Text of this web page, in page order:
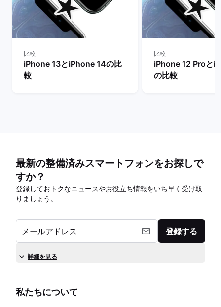
比較
iPhone 13とiPhone 14の比
較
比較
iPhone 12 Proと
の比較
最新の整備済みスマートフォンをお探しで
すか？
登録しておトクなニュースやお役立ち情報をいち早く受け取
りましょう。
メールアドレス 登録する
詳細を見る
私たちについて